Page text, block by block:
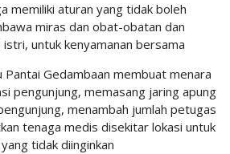
memiliki aturan yang tidak boleh
miras dan obat-obatan dan
istri, untuk kenyamanan bersama
Pantai Gedambaan membuat menara
pengunjung, memasang jaring apung
menambah jumlah petugas
tenaga medis disekitar lokasi untuk
tidak diinginkan